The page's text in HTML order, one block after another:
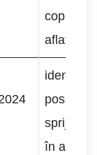
copiilor
aflaţi în
sprijin şi
în